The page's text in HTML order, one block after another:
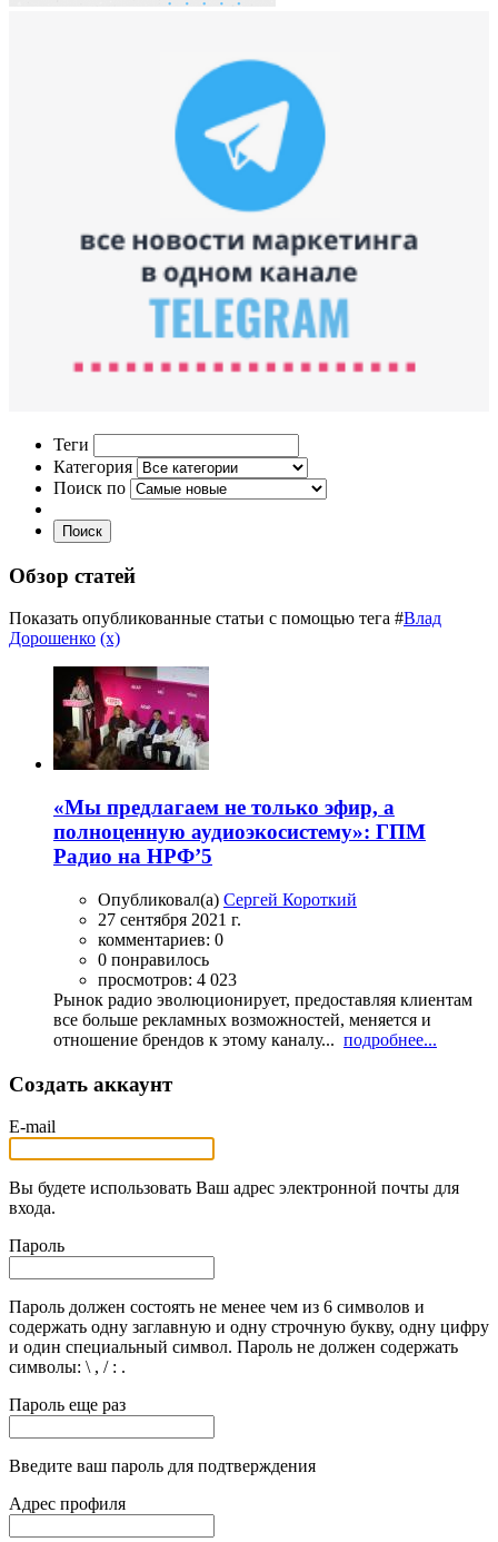
Теги
Категория
Поиск по
Поиск
Обзор статей
Показать опубликованные статьи с помощью тега #Влад
Дорошенко (x)
«Мы предлагаем не только эфир, а
полноценную аудиоэкосистему»: ГПМ
Радио на НРФ’5
Опубликовал(а) Сергей Короткий
27 сентября 2021 г.
комментариев: 0
0 понравилось
просмотров: 4 023
Рынок радио эволюционирует, предоставляя клиентам
все больше рекламных возможностей, меняется и
отношение брендов к этому каналу... подробнее...
Создать аккаунт
E-mail
Вы будете использовать Ваш адрес электронной почты для
входа.
Пароль
Пароль должен состоять не менее чем из 6 символов и
содержать одну заглавную и одну строчную букву, одну цифру
и один специальный символ. Пароль не должен содержать
символы: \ , / : .
Пароль еще раз
Введите ваш пароль для подтверждения
Адрес профиля